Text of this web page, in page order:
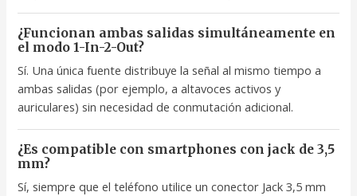
¿Funcionan ambas salidas simultáneamente en
el modo 1-In-2-Out?
Sí. Una única fuente distribuye la señal al mismo tiempo a
ambas salidas (por ejemplo, a altavoces activos y
auriculares) sin necesidad de conmutación adicional.
¿Es compatible con smartphones con jack de 3,5
mm?
Sí, siempre que el teléfono utilice un conector Jack 3,5 mm